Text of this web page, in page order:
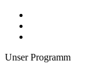
Unser Programm